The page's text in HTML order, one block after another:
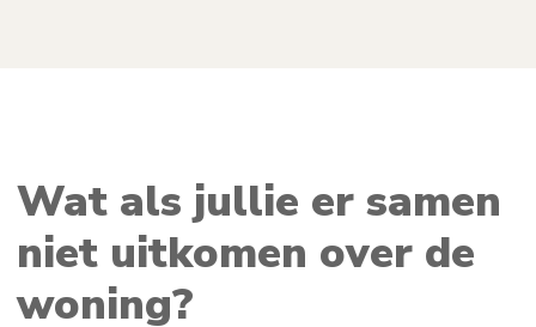
Wat als jullie er samen
niet uitkomen over de
woning?